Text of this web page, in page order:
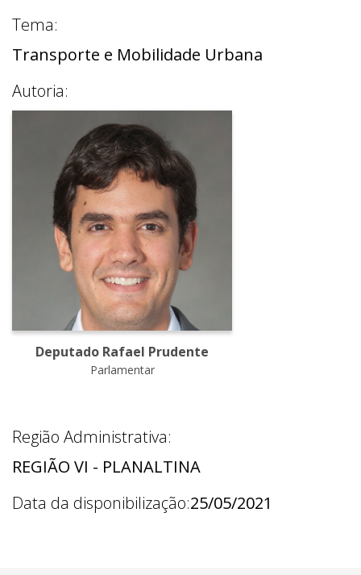
Tema:
Transporte e Mobilidade Urbana
Autoria:
Deputado Rafael Prudente
Parlamentar
Região Administrativa:
REGIÃO VI - PLANALTINA
Data da disponibilização:25/05/2021